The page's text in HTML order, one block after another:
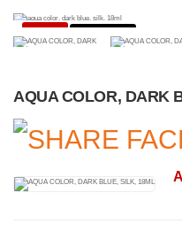
-3% 0 PIESE
AQUA COLOR, DARK